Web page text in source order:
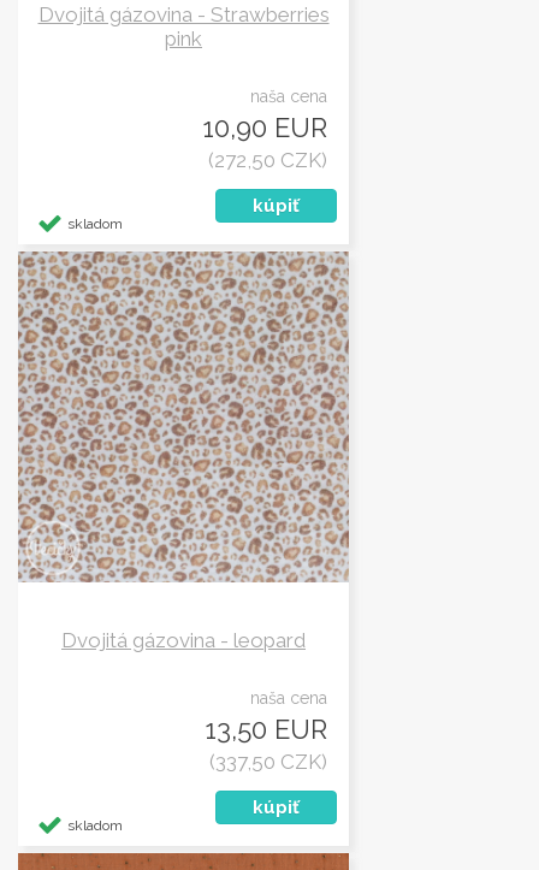
Dvojitá gázovina - Strawberries
pink
naša cena
10,90 EUR
(272,50 CZK)
skladom
Dvojitá gázovina - leopard
naša cena
13,50 EUR
(337,50 CZK)
skladom